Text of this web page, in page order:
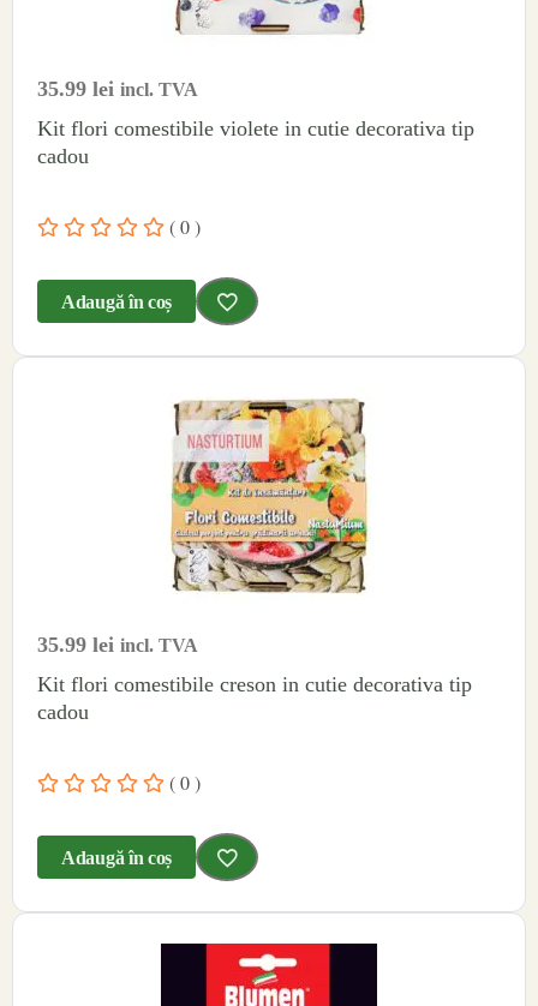
35.99 lei incl. TVA
Kit flori comestibile violete in cutie decorativa tip
cadou
( 0 )
Adaugă în coș
35.99 lei incl. TVA
Kit flori comestibile creson in cutie decorativa tip
cadou
( 0 )
Adaugă în coș